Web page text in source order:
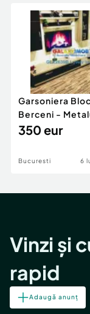
Servicii
Animale de
Afaceri și
Inchiriere
Utilaje agricole
Piese auto si
Dacia Duster
Garsoniera
Berceni -
Park -
350 eur
Bucuresti 6
Vinzi și
rapid
Adaugă anunț